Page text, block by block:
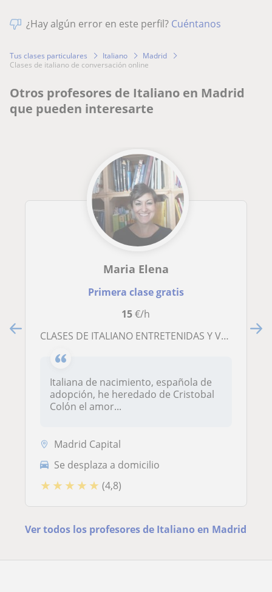
¿Hay algún error en este perfil? Cuéntanos
Tus clases particulares Italiano
Madrid
clases de italiano de conversación online
Otros profesores de Italiano en Madrid
que pueden interesarte
Maria Elena
Primera clase gratis
15€/h
CLASES DE ITALIANO ENTRETENIDAS Y VARIADAS
Italiana de nacimiento, española de
adopción, he heredado de Cristobal
Colón el amor...
Madrid Capital
Se desplaza a domicilio
★ ★ ★ ★ ★ (4,8)
Ver todos los profesores de Italiano en Madrid